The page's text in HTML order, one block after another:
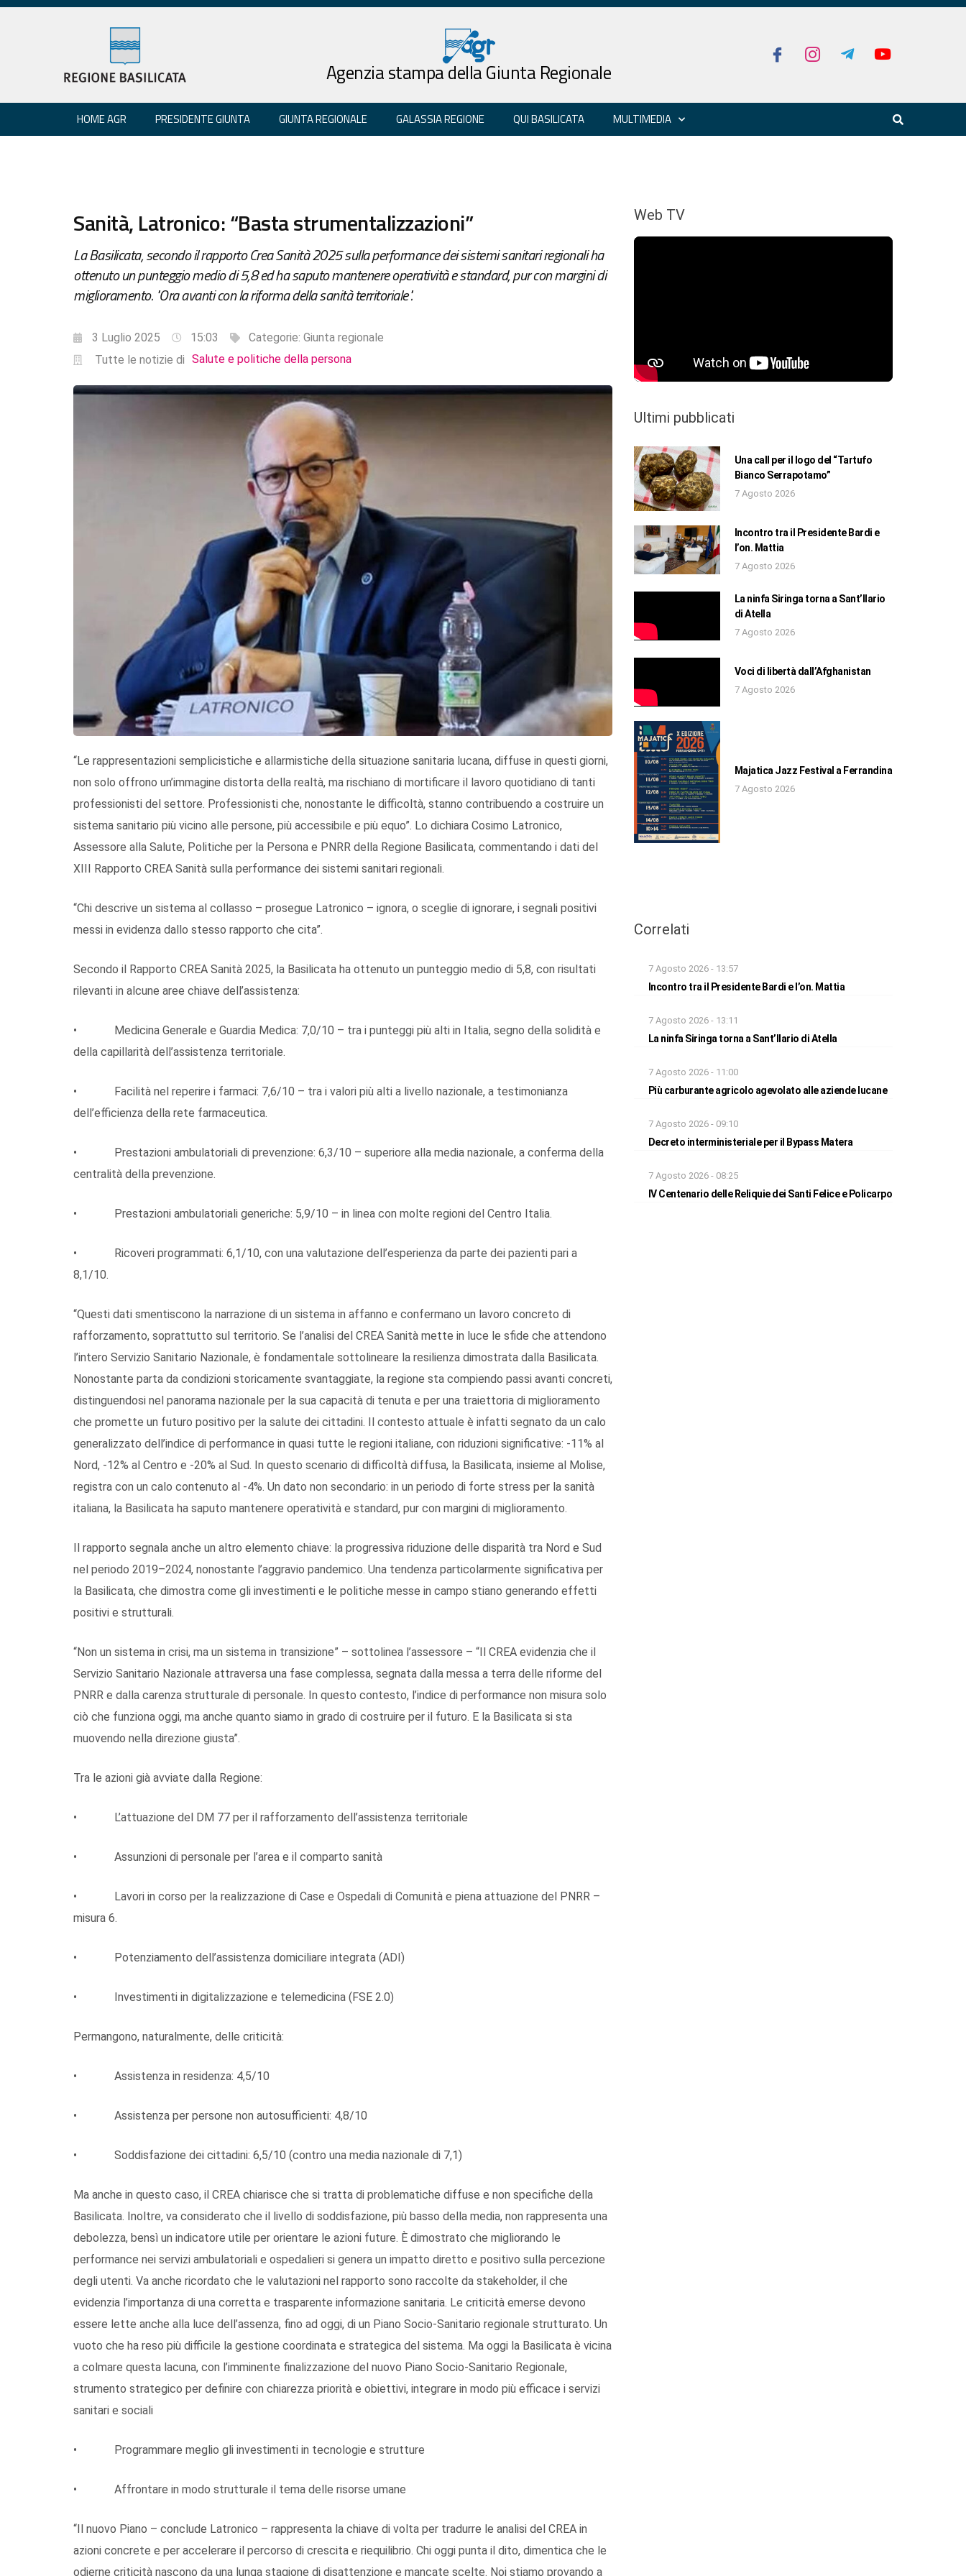
Agenzia stampa della Giunta Regionale
HOME AGR PRESIDENTE GIUNTA GIUNTA REGIONALE GALASSIA REGIONE QUI BASILICATA MULTIMEDIA
Sanità, Latronico: “Basta strumentalizzazioni”
La Basilicata, secondo il rapporto Crea Sanità 2025 sulla performance dei sistemi sanitari regionali ha
ottenuto un punteggio medio di 5,8 ed ha saputo mantenere operatività e standard, pur con margini di
miglioramento. "Ora avanti con la riforma della sanità territoriale".
3 Luglio 2025 15:03 Categorie: Giunta regionale
Tutte le notizie di Salute e politiche della persona
“Le rappresentazioni semplicistiche e allarmistiche della situazione sanitaria lucana, diffuse in questi giorni,
non solo offrono un’immagine distorta della realtà, ma rischiano di mortificare il lavoro quotidiano di tanti
professionisti del settore. Professionisti che, nonostante le difficoltà, stanno contribuendo a costruire un
sistema sanitario più vicino alle persone, più accessibile e più equo”. Lo dichiara Cosimo Latronico,
Assessore alla Salute, Politiche per la Persona e PNRR della Regione Basilicata, commentando i dati del
XIII Rapporto CREA Sanità sulla performance dei sistemi sanitari regionali.
“Chi descrive un sistema al collasso – prosegue Latronico – ignora, o sceglie di ignorare, i segnali positivi
messi in evidenza dallo stesso rapporto che cita”.
Secondo il Rapporto CREA Sanità 2025, la Basilicata ha ottenuto un punteggio medio di 5,8, con risultati
rilevanti in alcune aree chiave dell’assistenza:
• Medicina Generale e Guardia Medica: 7,0/10 – tra i punteggi più alti in Italia, segno della solidità e
della capillarità dell’assistenza territoriale.
• Facilità nel reperire i farmaci: 7,6/10 – tra i valori più alti a livello nazionale, a testimonianza
dell’efficienza della rete farmaceutica.
• Prestazioni ambulatoriali di prevenzione: 6,3/10 – superiore alla media nazionale, a conferma della
centralità della prevenzione.
• Prestazioni ambulatoriali generiche: 5,9/10 – in linea con molte regioni del Centro Italia.
• Ricoveri programmati: 6,1/10, con una valutazione dell’esperienza da parte dei pazienti pari a
8,1/10.
“Questi dati smentiscono la narrazione di un sistema in affanno e confermano un lavoro concreto di
rafforzamento, soprattutto sul territorio. Se l’analisi del CREA Sanità mette in luce le sfide che attendono
l’intero Servizio Sanitario Nazionale, è fondamentale sottolineare la resilienza dimostrata dalla Basilicata.
Nonostante parta da condizioni storicamente svantaggiate, la regione sta compiendo passi avanti concreti,
distinguendosi nel panorama nazionale per la sua capacità di tenuta e per una traiettoria di miglioramento
che promette un futuro positivo per la salute dei cittadini. Il contesto attuale è infatti segnato da un calo
generalizzato dell’indice di performance in quasi tutte le regioni italiane, con riduzioni significative: -11% al
Nord, -12% al Centro e -20% al Sud. In questo scenario di difficoltà diffusa, la Basilicata, insieme al Molise,
registra con un calo contenuto al -4%. Un dato non secondario: in un periodo di forte stress per la sanità
italiana, la Basilicata ha saputo mantenere operatività e standard, pur con margini di miglioramento.
Il rapporto segnala anche un altro elemento chiave: la progressiva riduzione delle disparità tra Nord e Sud
nel periodo 2019–2024, nonostante l’aggravio pandemico. Una tendenza particolarmente significativa per
la Basilicata, che dimostra come gli investimenti e le politiche messe in campo stiano generando effetti
positivi e strutturali.
“Non un sistema in crisi, ma un sistema in transizione” – sottolinea l’assessore – “Il CREA evidenzia che il
Servizio Sanitario Nazionale attraversa una fase complessa, segnata dalla messa a terra delle riforme del
PNRR e dalla carenza strutturale di personale. In questo contesto, l’indice di performance non misura solo
ciò che funziona oggi, ma anche quanto siamo in grado di costruire per il futuro. E la Basilicata si sta
muovendo nella direzione giusta”.
Tra le azioni già avviate dalla Regione:
• L’attuazione del DM 77 per il rafforzamento dell’assistenza territoriale
• Assunzioni di personale per l’area e il comparto sanità
• Lavori in corso per la realizzazione di Case e Ospedali di Comunità e piena attuazione del PNRR –
misura 6.
• Potenziamento dell’assistenza domiciliare integrata (ADI)
• Investimenti in digitalizzazione e telemedicina (FSE 2.0)
Permangono, naturalmente, delle criticità:
• Assistenza in residenza: 4,5/10
• Assistenza per persone non autosufficienti: 4,8/10
• Soddisfazione dei cittadini: 6,5/10 (contro una media nazionale di 7,1)
Ma anche in questo caso, il CREA chiarisce che si tratta di problematiche diffuse e non specifiche della
Basilicata. Inoltre, va considerato che il livello di soddisfazione, più basso della media, non rappresenta una
debolezza, bensì un indicatore utile per orientare le azioni future. È dimostrato che migliorando le
performance nei servizi ambulatoriali e ospedalieri si genera un impatto diretto e positivo sulla percezione
degli utenti. Va anche ricordato che le valutazioni nel rapporto sono raccolte da stakeholder, il che
evidenzia l’importanza di una corretta e trasparente informazione sanitaria. Le criticità emerse devono
essere lette anche alla luce dell’assenza, fino ad oggi, di un Piano Socio-Sanitario regionale strutturato. Un
vuoto che ha reso più difficile la gestione coordinata e strategica del sistema. Ma oggi la Basilicata è vicina
a colmare questa lacuna, con l’imminente finalizzazione del nuovo Piano Socio-Sanitario Regionale,
strumento strategico per definire con chiarezza priorità e obiettivi, integrare in modo più efficace i servizi
sanitari e sociali
• Programmare meglio gli investimenti in tecnologie e strutture
• Affrontare in modo strutturale il tema delle risorse umane
“Il nuovo Piano – conclude Latronico – rappresenta la chiave di volta per tradurre le analisi del CREA in
azioni concrete e per accelerare il percorso di crescita e riequilibrio. Chi oggi punta il dito, dimentica che le
odierne criticità nascono da una lunga stagione di disattenzione e mancate scelte. Noi stiamo provando a
Web TV
Ultimi pubblicati
Una call per il logo del “Tartufo
Bianco Serrapotamo”
7 Agosto 2026
Incontro tra il Presidente Bardi e
l’on. Mattia
7 Agosto 2026
La ninfa Siringa torna a Sant’Ilario
di Atella
7 Agosto 2026
Voci di libertà dall’Afghanistan
7 Agosto 2026
Majatica Jazz Festival a Ferrandina
7 Agosto 2026
Correlati
7 Agosto 2026 - 13:57
Incontro tra il Presidente Bardi e l’on. Mattia
7 Agosto 2026 - 13:11
La ninfa Siringa torna a Sant’Ilario di Atella
7 Agosto 2026 - 11:00
Più carburante agricolo agevolato alle aziende lucane
7 Agosto 2026 - 09:10
Decreto interministeriale per il Bypass Matera
7 Agosto 2026 - 08:25
IV Centenario delle Reliquie dei Santi Felice e Policarpo